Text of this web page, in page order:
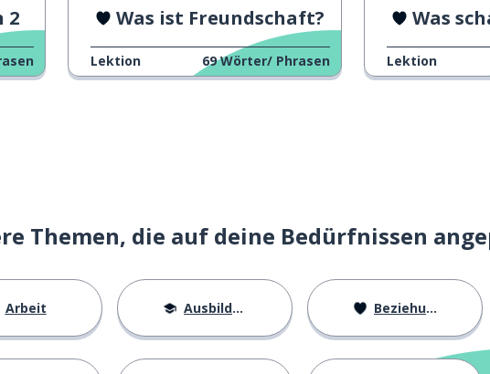
2 Was ist Freundschaft?
Lektion 69 Wörter/ Phrasen
Was
Lektion
Themen, die auf deine Bedürfnissen
Arbeit Ausbildung Beziehungen